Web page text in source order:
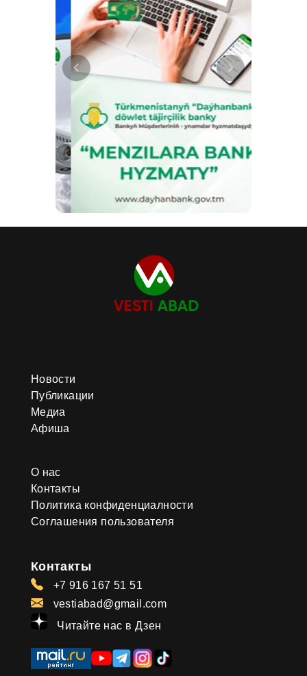
Новости
Публикации
Медиа
Афиша
О нас
Контакты
Политика конфиденциалности
Соглашения пользователя
Контакты
+7 916 167 51 51
vestiabad@gmail.com
Читайте нас в Дзен